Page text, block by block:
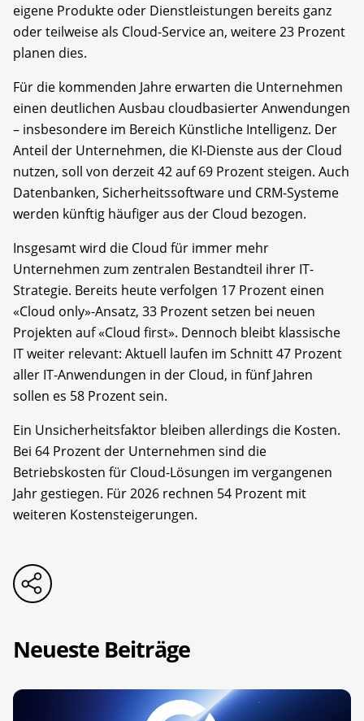
eigene Produkte oder Dienstleistungen bereits ganz
oder teilweise als Cloud-Service an, weitere 23 Prozent
planen dies.
Für die kommenden Jahre erwarten die Unternehmen
einen deutlichen Ausbau cloudbasierter Anwendungen
– insbesondere im Bereich Künstliche Intelligenz. Der
Anteil der Unternehmen, die KI-Dienste aus der Cloud
nutzen, soll von derzeit 42 auf 69 Prozent steigen. Auch
Datenbanken, Sicherheitssoftware und CRM-Systeme
werden künftig häufiger aus der Cloud bezogen.
Insgesamt wird die Cloud für immer mehr
Unternehmen zum zentralen Bestandteil ihrer IT-
Strategie. Bereits heute verfolgen 17 Prozent einen
«Cloud only»-Ansatz, 33 Prozent setzen bei neuen
Projekten auf «Cloud first». Dennoch bleibt klassische
IT weiter relevant: Aktuell laufen im Schnitt 47 Prozent
aller IT-Anwendungen in der Cloud, in fünf Jahren
sollen es 58 Prozent sein.
Ein Unsicherheitsfaktor bleiben allerdings die Kosten.
Bei 64 Prozent der Unternehmen sind die
Betriebskosten für Cloud-Lösungen im vergangenen
Jahr gestiegen. Für 2026 rechnen 54 Prozent mit
weiteren Kostensteigerungen.
Neueste Beiträge